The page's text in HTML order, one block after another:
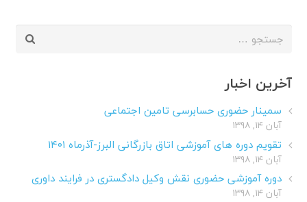
جستجو
آخرین اخبار
سمینار حضوری حسابرسی تامین اجتماعی
آبان ۱۴, ۱۳۹۸
تقویم دوره های آموزشی اتاق بازرگانی البرز-آذرماه ۱۴۰۱
آبان ۱۴, ۱۳۹۸
دوره آموزشی حضوری نقش وکیل دادگستری در فرایند داوری
آبان ۱۴, ۱۳۹۸